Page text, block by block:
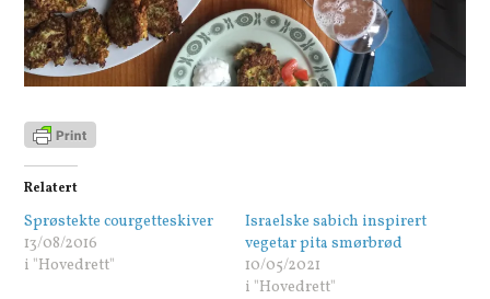
Relatert
Sprøstekte courgetteskiver
13/08/2016
i "Hovedrett"
Israelske sabich inspirert
vegetar pita smørbrød
10/05/2021
i "Hovedrett"